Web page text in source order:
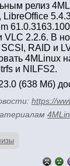
релиз
LibreOffice
VLC 2.2.6. В
RAID и
и NILFS2.
(638 Мб)
https://